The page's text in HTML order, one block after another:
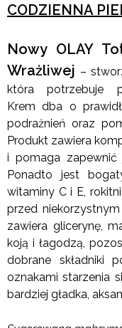
CODZIENNA
Nowy OLAY
Wrażliwej –
która potrzebuje
Krem dba o
podrażnień oraz
Produkt zawiera
i pomaga zapewnić
Ponadto jest
witaminy C i E,
przed
zawiera glicerynę,
koją i łagodzą,
dobrane składniki
oznakami starzenia
bardziej gładka,